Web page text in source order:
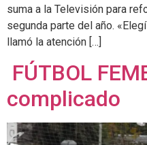
suma a la Televisión para
segunda parte del año.
llamó la atención […]
FÚTBOL
complicado